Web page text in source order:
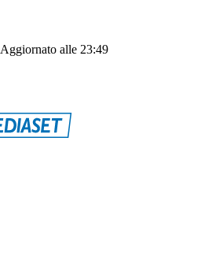
Aggiornato alle 23:49